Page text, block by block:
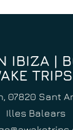
IBIZA |
07820 Sant
Illes Balears